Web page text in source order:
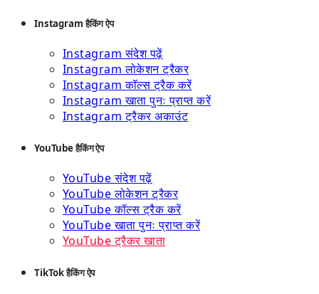
Instagram हैकिंग ऐप
Instagram संदेश पढ़ें
Instagram लोकेशन ट्रैकर
Instagram कॉल्स ट्रैक करें
Instagram खाता पुनः प्राप्त करें
Instagram ट्रैकर अकाउंट
YouTube हैकिंग ऐप
YouTube संदेश पढ़ें
YouTube लोकेशन ट्रैकर
YouTube कॉल्स ट्रैक करें
YouTube खाता पुनः प्राप्त करें
YouTube ट्रैकर खाता
TikTok हैकिंग ऐप